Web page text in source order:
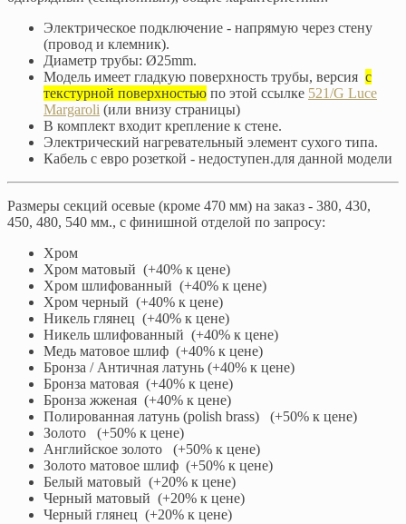
Электрическое подключение - напрямую через стену
(провод и клемник).
Диаметр трубы: Ø25mm.
Модель имеет гладкую поверхность трубы, версия с
текстурной поверхностью по этой ссылке 521/G Luce
Margaroli (или внизу страницы)
В комплект входит крепление к стене.
Электрический нагревательный элемент сухого типа.
Кабель с евро розеткой - недоступен.для данной модели
Размеры секций осевые (кроме 470 мм) на заказ - 380, 430,
450, 480, 540 мм., с финишной отделой по запросу:
Хром
Хром матовый (+40% к цене)
Хром шлифованный (+40% к цене)
Хром черный (+40% к цене)
Никель глянец (+40% к цене)
Никель шлифованный (+40% к цене)
Медь матовое шлиф (+40% к цене)
Бронза / Античная латунь (+40% к цене)
Бронза матовая (+40% к цене)
Бронза жженая (+40% к цене)
Полированная латунь (polish brass) (+50% к цене)
Золото (+50% к цене)
Английское золото (+50% к цене)
Золото матовое шлиф (+50% к цене)
Белый матовый (+20% к цене)
Черный матовый (+20% к цене)
Черный глянец (+20% к цене)